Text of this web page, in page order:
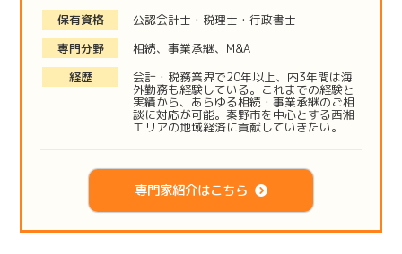
保有資格
公認会計士・税理士・行政書士
専門分野
相続、事業承継、M&A
経歴
会計・税務業界で20年以上、内3年間は海
外勤務も経験している。これまでの経験と
実績から、あらゆる相続・事業承継のご相
談に対応が可能。秦野市を中心とする西湘
エリアの地域経済に貢献していきたい。
専門家紹介はこちら